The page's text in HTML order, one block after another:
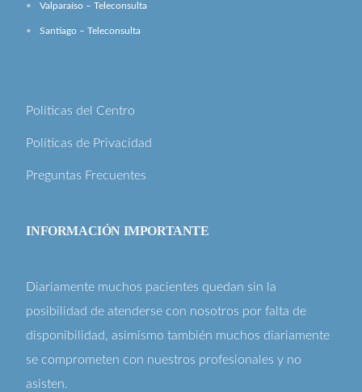
Valparaíso – Teleconsulta
Santiago – Teleconsulta
Políticas del Centro
Políticas de Privacidad
Preguntas Frecuentes
INFORMACIÓN IMPORTANTE
Diariamente muchos pacientes quedan sin la
posibilidad de atenderse con nosotros por falta de
disponibilidad, asimismo también muchos diariamente
se comprometen con nuestros profesionales y no
asisten.